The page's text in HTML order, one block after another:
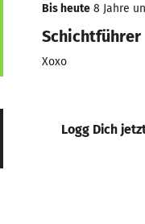
Bis heute 8 Jahre
Schichtführer
Xoxo
Logg Dich